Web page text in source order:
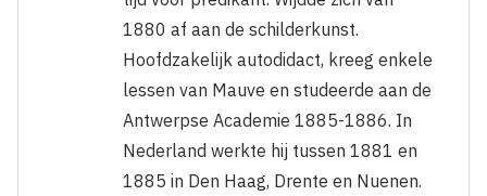
1880 af aan de schilderkunst.
Hoofdzakelijk autodidact, kreeg enkele
lessen van Mauve en studeerde aan de
Antwerpse Academie 1885-1886. In
Nederland werkte hij tussen 1881 en
1885 in Den Haag, Drente en Nuenen.